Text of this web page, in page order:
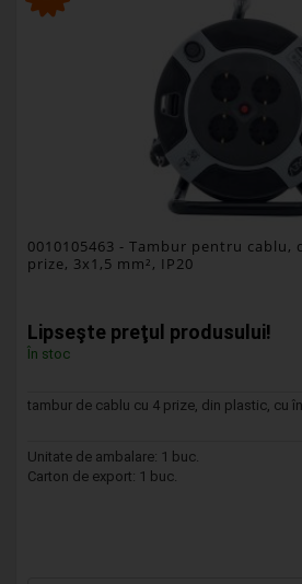
0010105463 - Tambur pentru cablu,
prize, 3x1,5 mm², IP20
Lipseşte preţul produsului!
În stoc
tambur de cablu cu 4 prize, din plastic, cu
Unitate de ambalare: 1 buc.
Carton de export: 1 buc.